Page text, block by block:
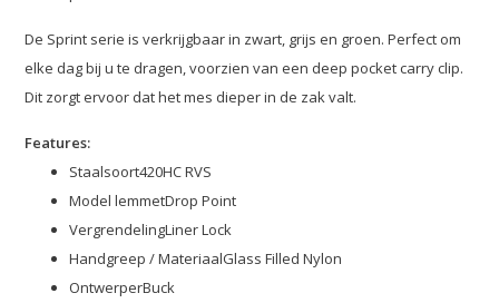
De Sprint serie is verkrijgbaar in zwart, grijs en groen. Perfect om
elke dag bij u te dragen, voorzien van een deep pocket carry clip.
Dit zorgt ervoor dat het mes dieper in de zak valt.
Features:
Staalsoort420HC RVS
Model lemmetDrop Point
VergrendelingLiner Lock
Handgreep / MateriaalGlass Filled Nylon
OntwerperBuck